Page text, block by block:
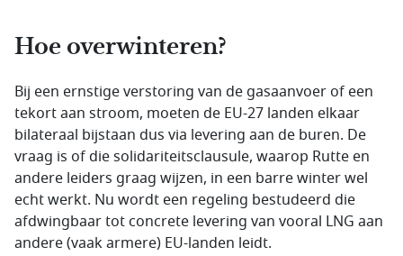
Hoe overwinteren?
Bij een ernstige verstoring van de gasaanvoer of een
tekort aan stroom, moeten de EU-27 landen elkaar
bilateraal bijstaan dus via levering aan de buren. De
vraag is of die solidariteitsclausule, waarop Rutte en
andere leiders graag wijzen, in een barre winter wel
echt werkt. Nu wordt een regeling bestudeerd die
afdwingbaar tot concrete levering van vooral LNG aan
andere (vaak armere) EU-landen leidt.